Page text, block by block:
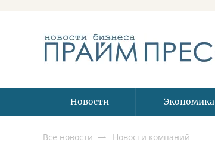
Новости Экономика
Все новости Новости компаний